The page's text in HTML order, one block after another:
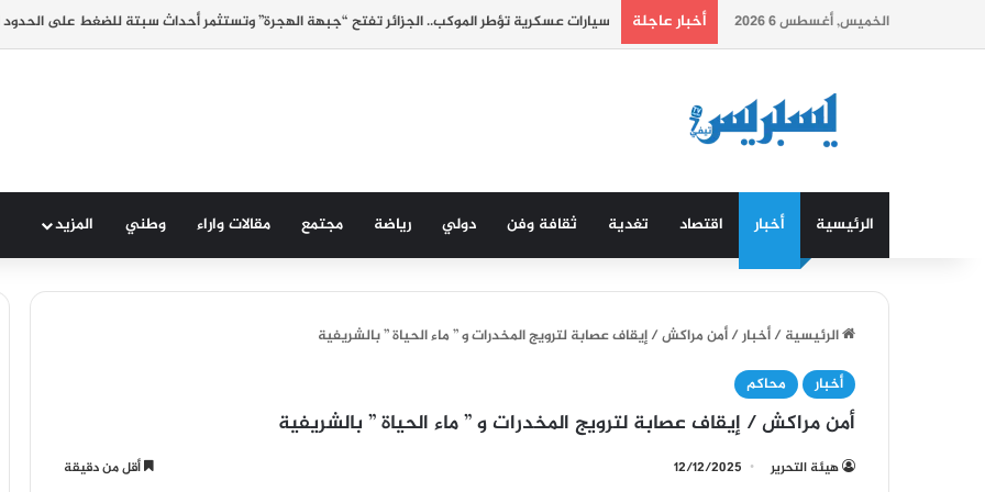
الخميس, أغسطس 6 2026 أخبار عاجلة سيارات عسكرية تؤطر الموكب.. الجزائر تفتح “جبهة الهجرة” وتستثمر أحداث سبتة للضغط على الحدود
الرئيسية أخبار اقتصاد تغدية ثقافة وفن دولي رياضة مجتمع مقالات واراء وطني المزيد
الرئيسية/أخبار/أمن مراكش / إيقاف عصابة لترويج المخدرات و ” ماء الحياة ” بالشريفية
أخبار
محاكم
أمن مراكش / إيقاف عصابة لترويج المخدرات و ” ماء الحياة ” بالشريفية
هيئة التحرير 12/12/2025 أقل من دقيقة